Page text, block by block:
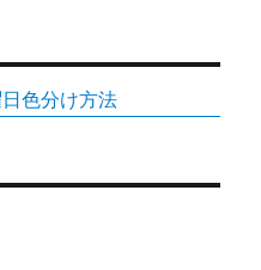
色分け方法